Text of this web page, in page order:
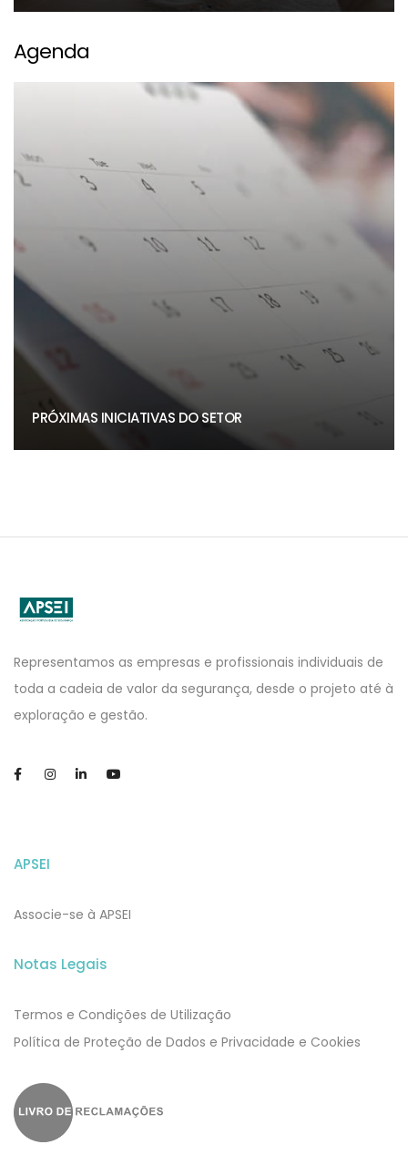
Agenda
PRÓXIMAS INICIATIVAS DO SETOR
Representamos as empresas e profissionais individuais de
toda a cadeia de valor da segurança, desde o projeto até à
exploração e gestão.
APSEI
Associe-se à APSEI
Notas Legais
Termos e Condições de Utilização
​​Política de Proteção de Dados e Privacidade e Cookies